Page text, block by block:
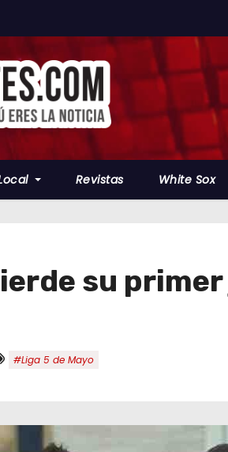
Revistas White Sox
su primer
#Liga 5 de Mayo